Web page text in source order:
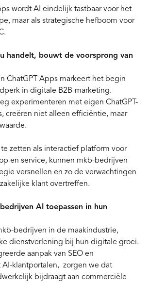
wordt AI eindelijk tastbaar voor het
maar als strategische hefboom voor
handelt, bouwt de voorsprong van
ChatGPT Apps markeert het begin
in digitale B2B-marketing.
experimenteren met eigen ChatGPT-
creëren niet alleen efficiëntie, maar
zetten als interactief platform voor
en service, kunnen mkb-bedrijven
versnellen en zo de verwachtingen
klant overtreffen.
AI toepassen in hun
bedrijven in de maakindustrie,
dienstverlening bij hun digitale groei.
aanpak van SEO en
klantportalen, zorgen we dat
bijdraagt aan commerciële